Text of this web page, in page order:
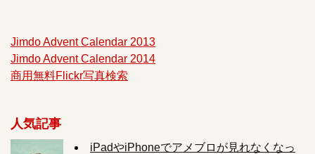
Jimdo Advent Calendar 2013
Jimdo Advent Calendar 2014
商用無料Flickr写真検索
人気記事
iPadやiPhoneでアメブロが見れなくなっ